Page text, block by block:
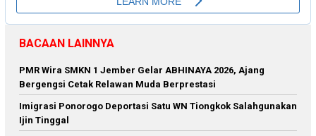
BACAAN LAINNYA
PMR Wira SMKN 1 Jember Gelar ABHINAYA 2026, Ajang
Bergengsi Cetak Relawan Muda Berprestasi
Imigrasi Ponorogo Deportasi Satu WN Tiongkok Salahgunakan
Ijin Tinggal